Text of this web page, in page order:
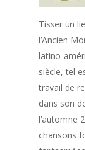
Tisser un
l’Ancien
latino-
siècle, tel
travail de
dans son
l’automne
chansons